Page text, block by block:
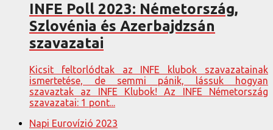
INFE Poll 2023: Németország,
Szlovénia és Azerbajdzsán
szavazatai
Kicsit feltorlódtak az INFE klubok szavazatainak
ismertetése, de semmi pánik, lássuk hogyan
szavaztak az INFE Klubok! Az INFE Németország
szavazatai: 1 pont...
Napi Eurovízió 2023